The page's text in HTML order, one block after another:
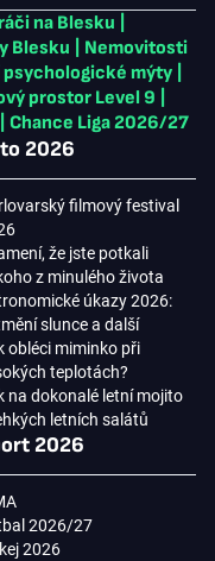
na Blesku
Blesku
Nemovitosti
mýty
prostor Level 9
Chance Liga 2026/27
2026
filmový festival
že jste potkali
z minulého života
úkazy 2026:
slunce a další
obléci miminko při
teplotách?
na dokonalé letní mojito
letních salátů
2026
2026/27
2026